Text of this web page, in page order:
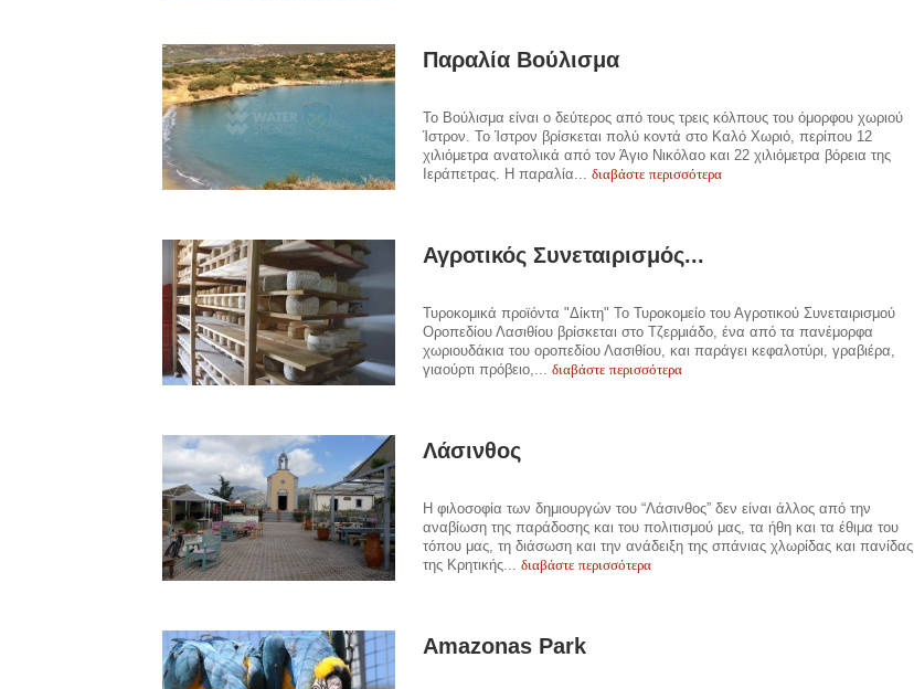
Παραλία Βούλισμα
Το Βούλισμα είναι ο δεύτερος από τους τρεις κόλπους του όμορφου χωριού
Ίστρον. Το Ίστρον βρίσκεται πολύ κοντά στο Καλό Χωριό, περίπου 12
χιλιόμετρα ανατολικά από τον Άγιο Νικόλαο και 22 χιλιόμετρα βόρεια της
Ιεράπετρας. Η παραλία...διαβάστε περισσότερα
Αγροτικός Συνεταιρισμός...
Τυροκομικά προϊόντα "Δίκτη" Το Τυροκομείο του Αγροτικού Συνεταιρισμού
Οροπεδίου Λασιθίου βρίσκεται στο Τζερμιάδο, ένα από τα πανέμορφα
χωριουδάκια του οροπεδίου Λασιθίου, και παράγει κεφαλοτύρι, γραβιέρα,
γιαούρτι πρόβειο,...διαβάστε περισσότερα
Λάσινθος
Η φιλοσοφία των δημιουργών του “Λάσινθος” δεν είναι άλλος από την
αναβίωση της παράδοσης και του πολιτισμού μας, τα ήθη και τα έθιμα του
τόπου μας, τη διάσωση και την ανάδειξη της σπάνιας χλωρίδας και πανίδας
της Κρητικής...διαβάστε περισσότερα
Amazonas Park